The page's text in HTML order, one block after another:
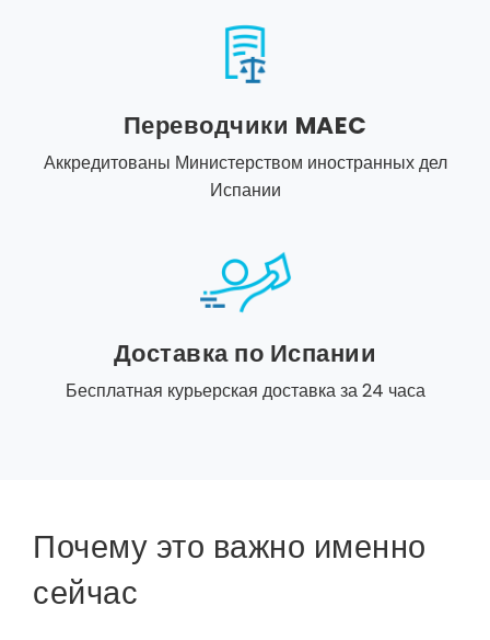
Переводчики MAEC
Аккредитованы Министерством иностранных дел
Испании
Доставка по Испании
Бесплатная курьерская доставка за 24 часа
Почему это важно именно
сейчас